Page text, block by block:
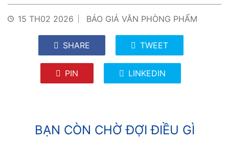
15 TH02 2026 BÁO GIÁ VĂN PHÒNG PHẨM
SHARE TWEET
PIN LINKEDIN
BẠN CÒN CHỜ ĐỢI ĐIỀU GÌ